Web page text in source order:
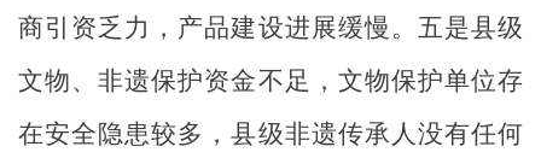
商引资乏力，产品建设进展缓慢。 五是县级
文物、非遗保护资金不足，文物保护单位存
在安全隐患较多，县级非遗传承人没有任何